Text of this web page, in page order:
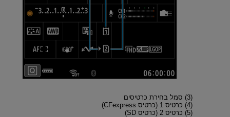
(3) סמל בחירת כרטיסים
(4) כרטיס 1 (כרטיס CFexpress)
(5) כרטיס 2 (כרטיס SD)